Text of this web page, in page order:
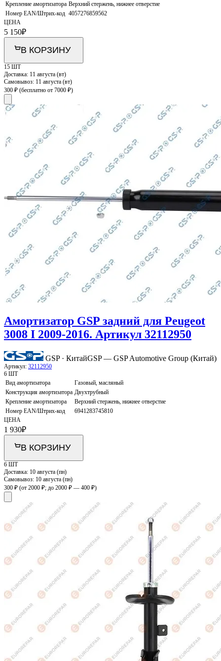
Крепление амортизатора Верхний стержень, нижнее отверстие
Номер EAN/Штрих-код 4057276859562
ЦЕНА
5 150₽
В КОРЗИНУ
15 ШТ
Доставка: 11 августа (вт)
Самовывоз: 11 августа (вт)
300 ₽ (бесплатно от 7000 ₽)
Амортизатор GSP задний для Peugeot
3008 I 2009-2016. Артикул 32112950
GSP · КитайGSP — GSP Automotive Group (Китай)
Артикул: 32112950
6 ШТ
Вид амортизатора
Газовый, масляный
Конструкция амортизатора Двухтрубный
Крепление амортизатора
Верхний стержень, нижнее отверстие
Номер EAN/Штрих-код
6941283745810
ЦЕНА
1 930₽
В КОРЗИНУ
6 ШТ
Доставка: 10 августа (пн)
Самовывоз: 10 августа (пн)
300 ₽ (от 2000 ₽; до 2000 ₽ — 400 ₽)